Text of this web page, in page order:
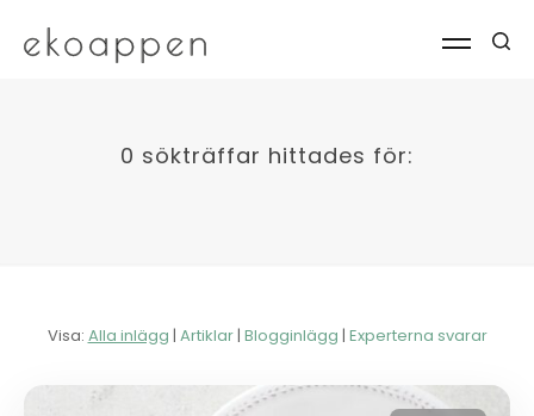
0 sökträffar hittades för:
Visa: Alla inlägg | Artiklar| Blogginlägg | Experterna svarar